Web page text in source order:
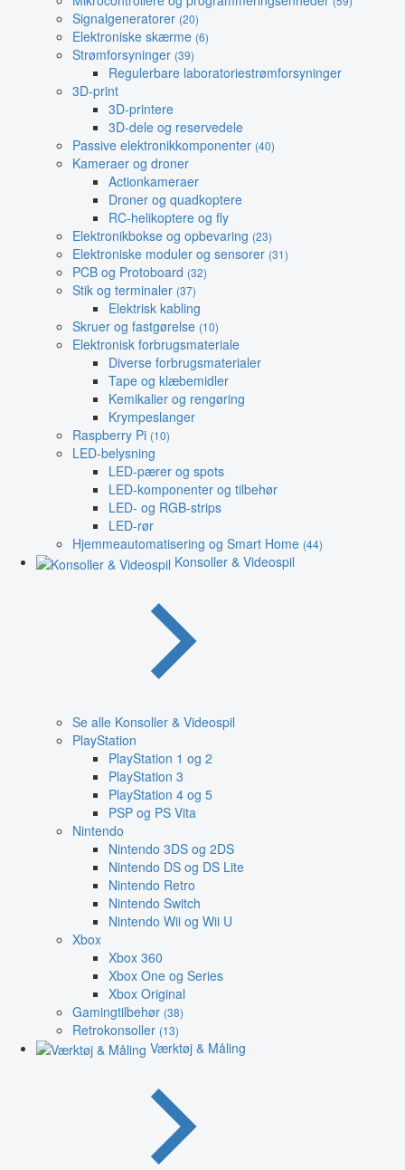
Signalgeneratorer (20)
Elektroniske skærme (6)
Strømforsyninger (39)
Regulerbare laboratoriestrømforsyninger
3D-print
3D-printere
3D-dele og reservedele
Passive elektronikkomponenter (40)
Kameraer og droner
Actionkameraer
Droner og quadkoptere
RC-helikoptere og fly
Elektronikbokse og opbevaring (23)
Elektroniske moduler og sensorer (31)
PCB og Protoboard (32)
Stik og terminaler (37)
Elektrisk kabling
Skruer og fastgørelse (10)
Elektronisk forbrugsmateriale
Diverse forbrugsmaterialer
Tape og klæbemidler
Kemikalier og rengøring
Krympeslanger
Raspberry Pi (10)
LED-belysning
LED-pærer og spots
LED-komponenter og tilbehør
LED- og RGB-strips
LED-rør
Hjemmeautomatisering og Smart Home (44)
Konsoller & Videospil
Se alle Konsoller & Videospil
PlayStation
PlayStation 1 og 2
PlayStation 3
PlayStation 4 og 5
PSP og PS Vita
Nintendo
Nintendo 3DS og 2DS
Nintendo DS og DS Lite
Nintendo Retro
Nintendo Switch
Nintendo Wii og Wii U
Xbox
Xbox 360
Xbox One og Series
Xbox Original
Gamingtilbehør (38)
Retrokonsoller (13)
Værktøj & Måling